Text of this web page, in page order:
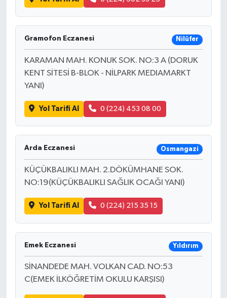
Gramofon Eczanesi Nilüfer
KARAMAN MAH. KONUK SOK. NO:3 A (DORUK
KENT SİTESİ B-BLOK - NİLPARK MEDIAMARKT
YANI)
Yol Tarifi Al 0 (224) 453 08 00
Arda Eczanesi Osmangazi
KÜÇÜKBALIKLI MAH. 2.DÖKÜMHANE SOK.
NO:19(KÜÇÜKBALIKLI SAĞLIK OCAĞI YANI)
Yol Tarifi Al 0 (224) 215 35 15
Emek Eczanesi Yıldırım
SİNANDEDE MAH. VOLKAN CAD. NO:53
C(EMEK İLKÖĞRETİM OKULU KARŞISI)